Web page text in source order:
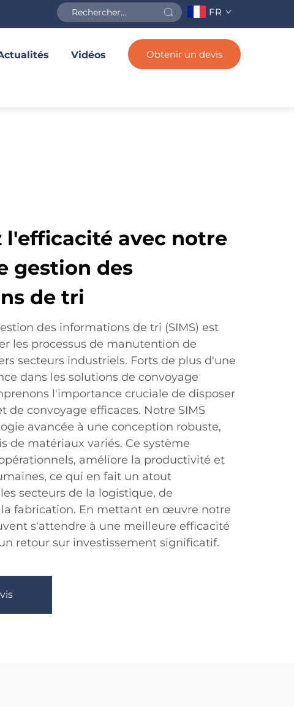
FR
Vidéos Obtenir un devis
l'efficacité avec notre
gestion des
de tri
des informations de tri (SIMS) est
les processus de manutention de
secteurs industriels. Forts de plus d'une
dans les solutions de convoyage
l'importance cruciale de disposer
de convoyage efficaces. Notre SIMS
avancée à une conception robuste,
de matériaux variés. Ce système
améliore la productivité et
ce qui en fait un atout
secteurs de la logistique, de
fabrication. En mettant en œuvre notre
s'attendre à une meilleure efficacité
retour sur investissement significatif.